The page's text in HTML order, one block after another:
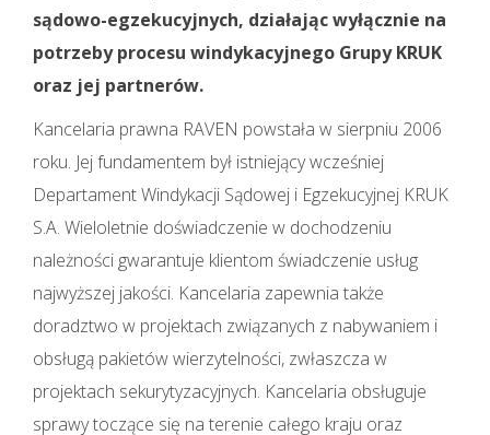
sądowo-egzekucyjnych, działając wyłącznie na
potrzeby procesu windykacyjnego Grupy KRUK
oraz jej partnerów.
Kancelaria prawna RAVEN powstała w sierpniu 2006
roku. Jej fundamentem był istniejący wcześniej
Departament Windykacji Sądowej i Egzekucyjnej KRUK
S.A. Wieloletnie doświadczenie w dochodzeniu
należności gwarantuje klientom świadczenie usług
najwyższej jakości. Kancelaria zapewnia także
doradztwo w projektach związanych z nabywaniem i
obsługą pakietów wierzytelności, zwłaszcza w
projektach sekurytyzacyjnych. Kancelaria obsługuje
sprawy toczące się na terenie całego kraju oraz